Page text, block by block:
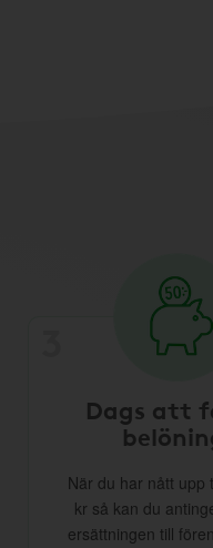
Dags att
När du har nått upp
kr så kan du
ersättningen till